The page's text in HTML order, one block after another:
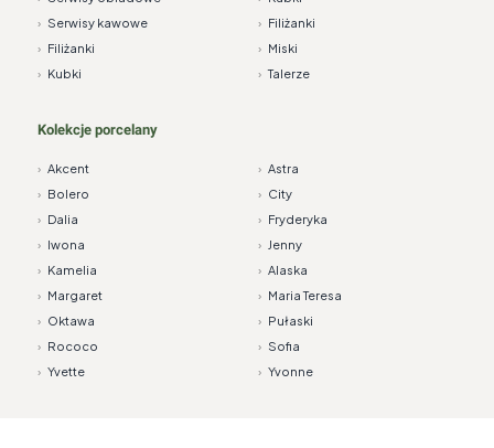
› Serwisy kawowe
› Filiżanki
› Kubki
› Filiżanki
› Miski
› Talerze
Kolekcje porcelany
› Akcent › Astra
› Bolero › City
› Dalia › Fryderyka
› Iwona › Jenny
› Kamelia › Alaska
› Margaret › Maria Teresa
› Oktawa › Pułaski
› Rococo › Sofia
› Yvette › Yvonne